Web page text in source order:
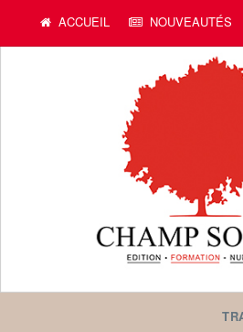
ACCUEIL NOUVEAUTÉS